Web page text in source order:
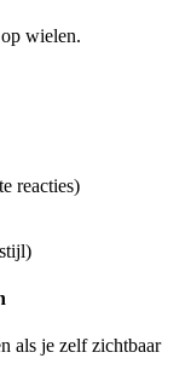
wielen.
reacties)
als je zelf zichtbaar